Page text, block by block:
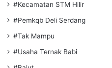
#Kecamatan STM Hilir
#Pemkqb Deli Serdang
#Tak Mampu
#Usaha Ternak Babi